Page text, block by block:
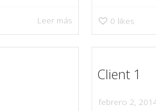
Leer más 0 likes
Client 1
febrero 2,